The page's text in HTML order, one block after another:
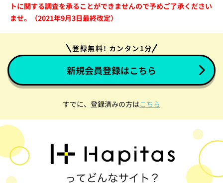
トに関する調査を承ることができませんので予めご了承ください
ませ。（2021年9月3日最終改定）
登録無料! カンタン1分
新規会員登録はこちら
すでに、登録済みの方はこちら